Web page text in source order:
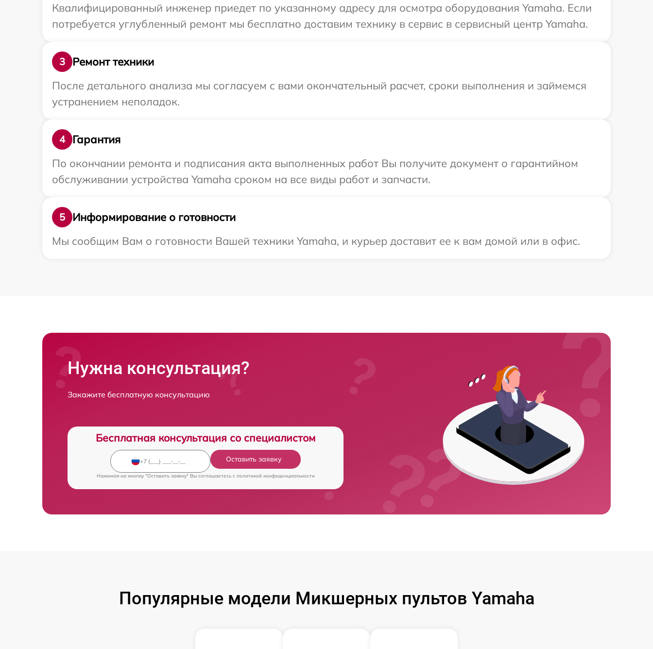
Квалифицированный инженер приедет по указанному адресу для осмотра оборудования Yamaha. Если
потребуется углубленный ремонт мы бесплатно доставим технику в сервис в сервисный центр Yamaha.
3
Ремонт техники
После детального анализа мы согласуем с вами окончательный расчет, сроки выполнения и займемся
устранением неполадок.
4
Гарантия
По окончании ремонта и подписания акта выполненных работ Вы получите документ о гарантийном
обслуживании устройства Yamaha сроком на все виды работ и запчасти.
5
Информирование о готовности
Мы сообщим Вам о готовности Вашей техники Yamaha, и курьер доставит ее к вам домой или в офис.
Нужна консультация?
Закажите бесплатную консультацию
Бесплатная консультация со специалистом
Оставить заявку
Нажимая на кнопку "Оставить заявку" Вы соглашаетесь c политикой конфиденциальности
Популярные модели Микшерных пультов Yamaha